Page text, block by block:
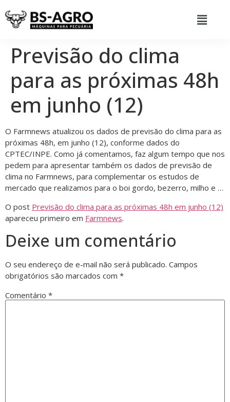
Previsão do clima
para as próximas 48h
em junho (12)
O Farmnews atualizou os dados de previsão do clima para as
próximas 48h, em junho (12), conforme dados do
CPTEC/INPE. Como já comentamos, faz algum tempo que nos
pedem para apresentar também os dados de previsão de
clima no Farmnews, para complementar os estudos de
mercado que realizamos para o boi gordo, bezerro, milho e …
O post Previsão do clima para as próximas 48h em junho (12)
apareceu primeiro em Farmnews.
Deixe um comentário
O seu endereço de e-mail não será publicado. Campos
obrigatórios são marcados com *
Comentário *